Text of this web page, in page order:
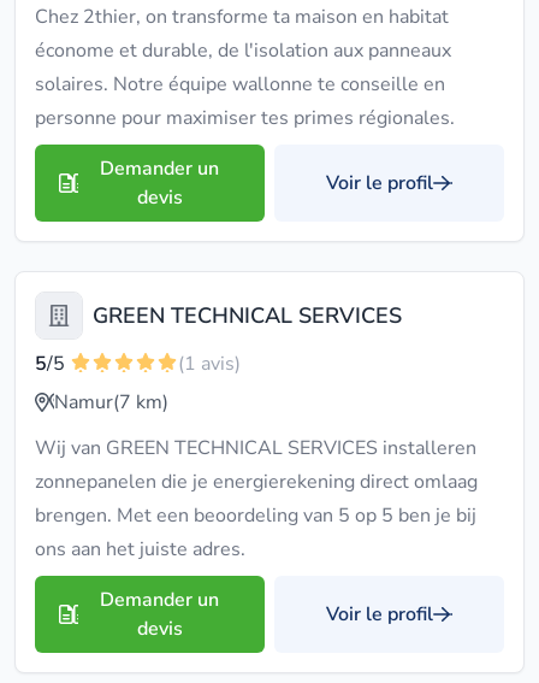
Chez 2thier, on transforme ta maison en habitat
économe et durable, de l'isolation aux panneaux
solaires. Notre équipe wallonne te conseille en
personne pour maximiser tes primes régionales.
Demander un
devis
Voir le profil
GREEN TECHNICAL SERVICES
5/5
(1 avis)
Namur(7 km)
Wij van GREEN TECHNICAL SERVICES installeren
zonnepanelen die je energierekening direct omlaag
brengen. Met een beoordeling van 5 op 5 ben je bij
ons aan het juiste adres.
Demander un
devis
Voir le profil